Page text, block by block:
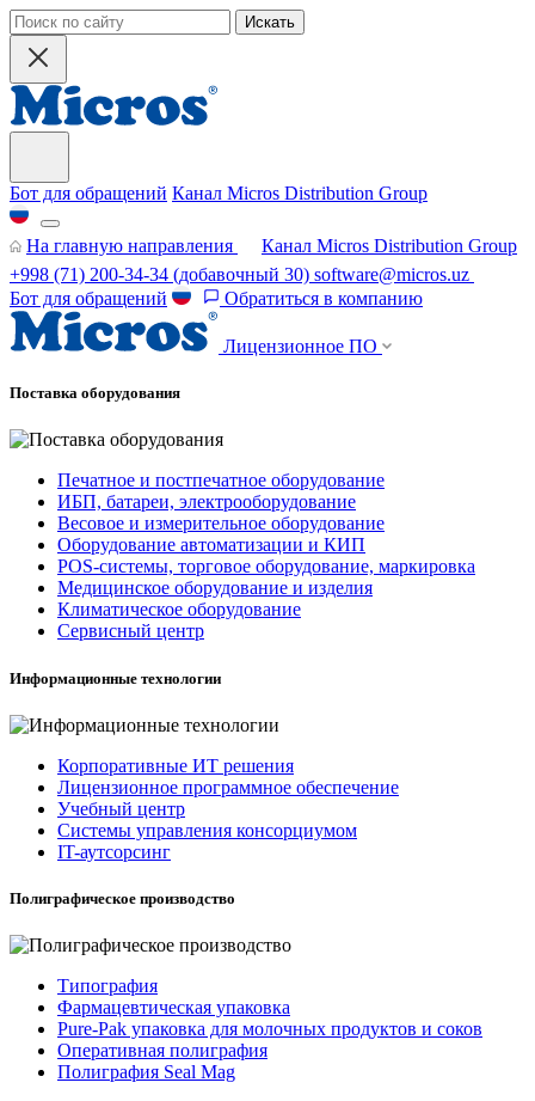
Искать
Бот для обращений Канал Micros Distribution Group
На главную направления
Канал Micros Distribution Group
+998 (71) 200-34-34 (добавочный 30) software@micros.uz
Бот для обращений
Обратиться в компанию
Лицензионное ПО
Поставка оборудования
Печатное и постпечатное оборудование
ИБП, батареи, электрооборудование
Весовое и измерительное оборудование
Оборудование автоматизации и КИП
POS-системы, торговое оборудование, маркировка
Медицинское оборудование и изделия
Климатическое оборудование
Сервисный центр
Информационные технологии
Корпоративные ИТ решения
Лицензионное программное обеспечение
Учебный центр
Системы управления консорциумом
IT-аутсорсинг
Полиграфическое производство
Типография
Фармацевтическая упаковка
Pure-Pak упаковка для молочных продуктов и соков
Оперативная полиграфия
Полиграфия Seal Mag